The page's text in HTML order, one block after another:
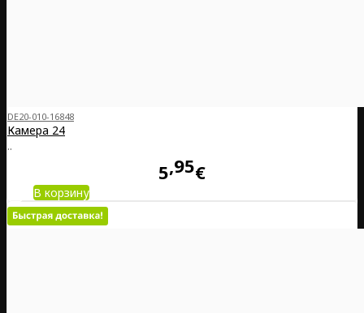
DE20-010-16848
Камера 24
..
5 95€
В корзину